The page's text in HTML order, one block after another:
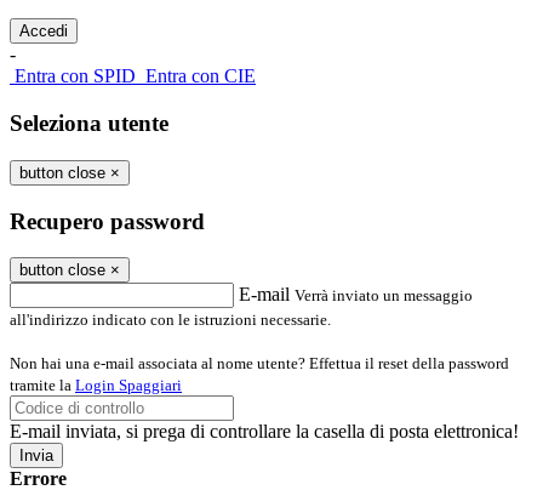
-
Entra con SPID Entra con CIE
Seleziona utente
button close ×
Recupero password
button close ×
E-mail Verrà inviato un messaggio
all'indirizzo indicato con le istruzioni necessarie.
Non hai una e-mail associata al nome utente? Effettua il reset della password
tramite la Login Spaggiari
E-mail inviata, si prega di controllare la casella di posta elettronica!
Errore